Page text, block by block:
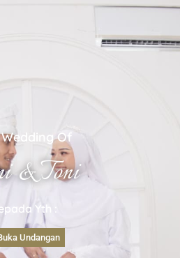
Of
& Toni
Yth :
Undangan